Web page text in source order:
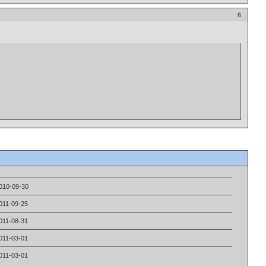
6
09-30
09-25
08-31
03-01
03-01